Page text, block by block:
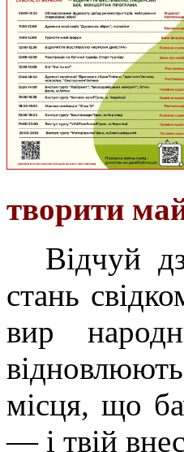
творити
Відчуй
стань
вир
місця, що
— і твій